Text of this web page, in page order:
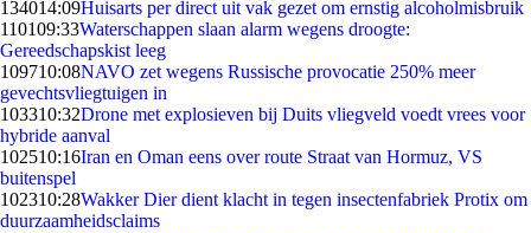
134014:09Huisarts per direct uit vak gezet om ernstig alcoholmisbruik
110109:33Waterschappen slaan alarm wegens droogte:
Gereedschapskist leeg
109710:08NAVO zet wegens Russische provocatie 250% meer
gevechtsvliegtuigen in
103310:32Drone met explosieven bij Duits vliegveld voedt vrees voor
hybride aanval
102510:16Iran en Oman eens over route Straat van Hormuz, VS
buitenspel
102310:28Wakker Dier dient klacht in tegen insectenfabriek Protix om
duurzaamheidsclaims